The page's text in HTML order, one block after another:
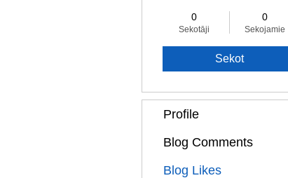
0
Sekotāji
0
Sekojamie
Sekot
Profile
Blog Comments
Blog Likes